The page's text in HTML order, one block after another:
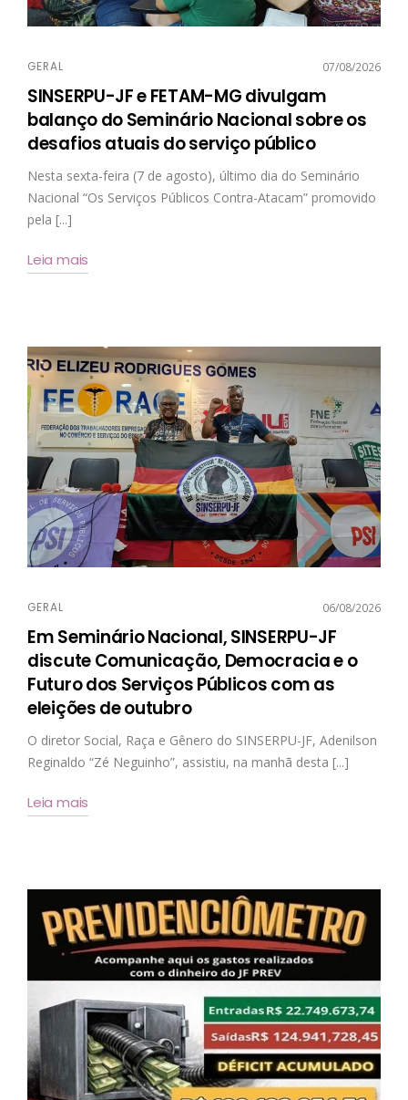
GERAL 07/08/2026
SINSERPU-JF e FETAM-MG divulgam
balanço do Seminário Nacional sobre os
desafios atuais do serviço público
Nesta sexta-feira (7 de agosto), último dia do Seminário
Nacional “Os Serviços Públicos Contra-Atacam” promovido
pela [...]
Leia mais
GERAL 06/08/2026
Em Seminário Nacional, SINSERPU-JF
discute Comunicação, Democracia e o
Futuro dos Serviços Públicos com as
eleições de outubro
O diretor Social, Raça e Gênero do SINSERPU-JF, Adenilson
Reginaldo “Zé Neguinho”, assistiu, na manhã desta [...]
Leia mais